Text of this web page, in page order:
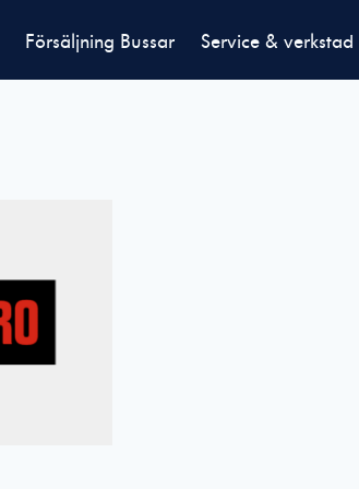
Försäljning Bussar Service & verkstad